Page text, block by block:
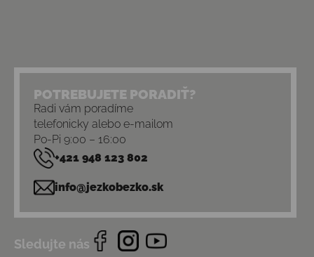
POTREBUJETE PORADIŤ?
Radi vám poradíme
telefonicky alebo e-mailom
Po-Pi 9:00 – 16:00
+421 948 123 802
info@jezkobezko.sk
Sledujte nás